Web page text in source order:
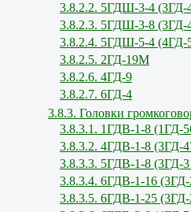
3.8.2.2. 5ГДШ-3-4 (3ГД-
3.8.2.3. 5ГДШ-3-8 (3ГД-
3.8.2.4. 5ГДШ-5-4 (4ГД-
3.8.2.5. 2ГД-19М
3.8.2.6. 4ГД-9
3.8.2.7. 6ГД-4
3.8.3. Головки
3.8.3.1. 1ГДВ-1-8 (1ГД-
3.8.3.2. 4ГДВ-1-8 (3ГД-
3.8.3.3. 5ГДВ-1-8 (3ГД-
3.8.3.4. 6ГДВ-1-16
3.8.3.5. 6ГДВ-1-25